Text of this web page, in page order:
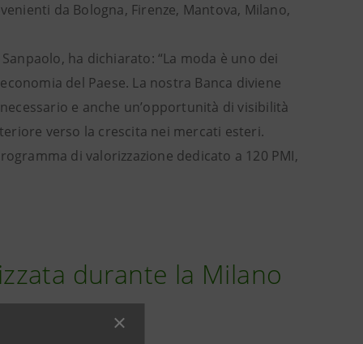
da Bologna, Firenze, Mantova, Milano,
ha dichiarato: “La moda è uno dei
del Paese. La nostra Banca diviene
e anche un’opportunità di visibilità
verso la crescita nei mercati esteri.
di valorizzazione dedicato a 120 PMI,
durante la Milano